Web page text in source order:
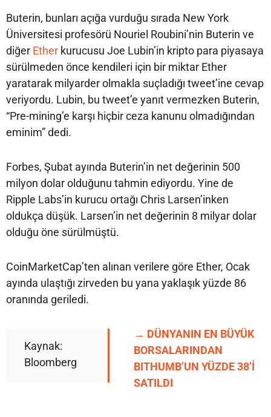
Buterin, bunları açığa vurduğu sırada New York
Üniversitesi profesörü Nouriel Roubini’nin Buterin ve
diğer Ether kurucusu Joe Lubin’in kripto para piyasaya
sürülmeden önce kendileri için bir miktar Ether
yaratarak milyarder olmakla suçladığı tweet’ine cevap
veriyordu. Lubin, bu tweet’e yanıt vermezken Buterin,
“Pre-mining’e karşı hiçbir ceza kanunu olmadığından
eminim” dedi.
Forbes, Şubat ayında Buterin’in net değerinin 500
milyon dolar olduğunu tahmin ediyordu. Yine de
Ripple Labs’in kurucu ortağı Chris Larsen’inken
oldukça düşük. Larsen’in net değerinin 8 milyar dolar
olduğu öne sürülmüştü.
CoinMarketCap’ten alınan verilere göre Ether, Ocak
ayında ulaştığı zirveden bu yana yaklaşık yüzde 86
oranında geriledi.
Kaynak:
Bloomberg
→ DÜNYANIN EN BÜYÜK
BORSALARINDAN
BITHUMB’UN YÜZDE 38’İ
SATILDI